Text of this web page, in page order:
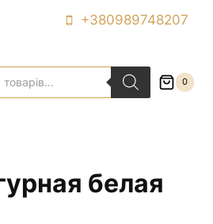
+380989748207
0
белая